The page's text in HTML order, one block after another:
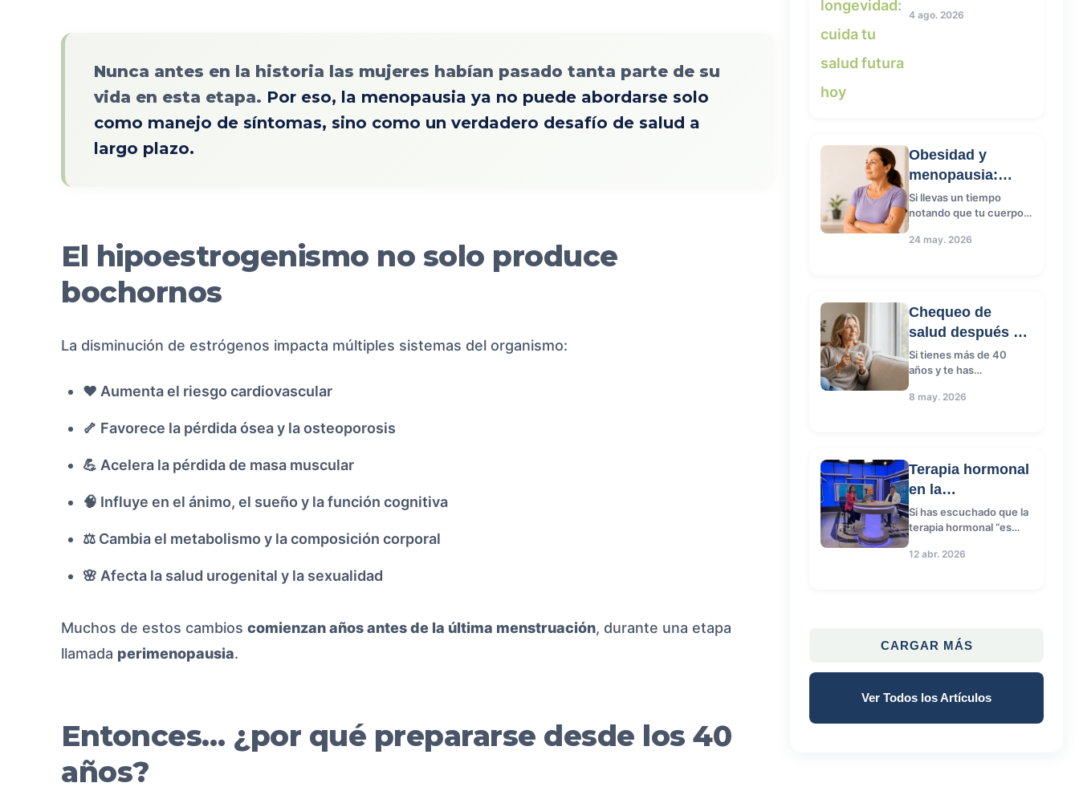
Nunca antes en la historia las mujeres habían pasado tanta parte de su
vida en esta etapa. Por eso, la menopausia ya no puede abordarse solo
como manejo de síntomas, sino como un verdadero desafío de salud a
largo plazo.
El hipoestrogenismo no solo produce
bochornos
La disminución de estrógenos impacta múltiples sistemas del organismo:
❤️ Aumenta el riesgo cardiovascular
🦴 Favorece la pérdida ósea y la osteoporosis
💪 Acelera la pérdida de masa muscular
🧠 Influye en el ánimo, el sueño y la función cognitiva
⚖️ Cambia el metabolismo y la composición corporal
🌸 Afecta la salud urogenital y la sexualidad
Muchos de estos cambios comienzan años antes de la última menstruación, durante una etapa
llamada perimenopausia.
Entonces… ¿por qué prepararse desde los 40
años?
Cambios hormonales
Hormonas
Longevidad feminina
menopausia Chile 2
Prevención
Prevención menopausia
Terapia hormonal 2
THM seguridad 2
: terapia hormonal menopausia
sofocos y mal dormir, no
4 ago. 2026
Obesidad y
menopausia:
síntomas más
intensos
Si llevas un tiempo
notando que tu cuerpo
síntomas que sientes
24 may. 2026
Chequeo de
salud después de
los 40: que
necesitas
Si tienes más de 40
años y te has
exámenes necesitas
8 may. 2026
Terapia hormonal
en la
menopausia:
riesgos y
beneficios
Si has escuchado que la
terapia hormonal “es
aguantando síntomas
12 abr. 2026
CARGAR MÁS
Ver Todos los Artículos